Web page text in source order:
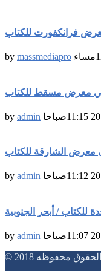
فرانكفورت للكتاب
by massmediapro
معرض مسقط للكتاب
by admin
معرض الشارقة للكتاب
by admin
/ أبحر الجنوبية
by admin